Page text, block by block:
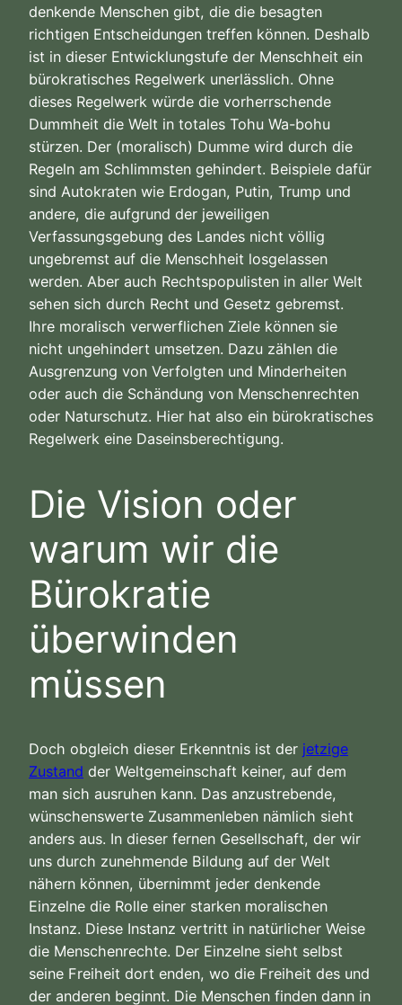
denkende Menschen gibt, die die besagten
richtigen Entscheidungen treffen können. Deshalb
ist in dieser Entwicklungstufe der Menschheit ein
bürokratisches Regelwerk unerlässlich. Ohne
dieses Regelwerk würde die vorherrschende
Dummheit die Welt in totales Tohu Wa-bohu
stürzen. Der (moralisch) Dumme wird durch die
Regeln am Schlimmsten gehindert. Beispiele dafür
sind Autokraten wie Erdogan, Putin, Trump und
andere, die aufgrund der jeweiligen
Verfassungsgebung des Landes nicht völlig
ungebremst auf die Menschheit losgelassen
werden. Aber auch Rechtspopulisten in aller Welt
sehen sich durch Recht und Gesetz gebremst.
Ihre moralisch verwerflichen Ziele können sie
nicht ungehindert umsetzen. Dazu zählen die
Ausgrenzung von Verfolgten und Minderheiten
oder auch die Schändung von Menschenrechten
oder Naturschutz. Hier hat also ein bürokratisches
Regelwerk eine Daseinsberechtigung.
Die Vision oder
warum wir die
Bürokratie
überwinden
müssen
Doch obgleich dieser Erkenntnis ist der jetzige
Zustand der Weltgemeinschaft keiner, auf dem
man sich ausruhen kann. Das anzustrebende,
wünschenswerte Zusammenleben nämlich sieht
anders aus. In dieser fernen Gesellschaft, der wir
uns durch zunehmende Bildung auf der Welt
nähern können, übernimmt jeder denkende
Einzelne die Rolle einer starken moralischen
Instanz. Diese Instanz vertritt in natürlicher Weise
die Menschenrechte. Der Einzelne sieht selbst
seine Freiheit dort enden, wo die Freiheit des und
der anderen beginnt. Die Menschen finden dann in